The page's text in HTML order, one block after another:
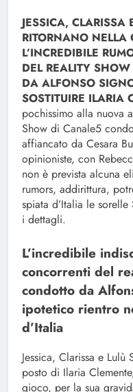
JESSICA, CLARISSA
RITORNANO NELLA
L’INCREDIBILE
DEL REALITY
DA ALFONSO
SOSTITUIRE ILARIA
pochissimo alla nuova
Show di Canale5
affiancato da Cesara
opinioniste, con
non è prevista alcuna
rumors, addirittura,
spiata d’Italia le
i dettagli.
L’incredibile
concorrenti del
condotto da
ipotetico rientro
d’Italia
Jessica, Clarissa e
posto di Ilaria
gioco, per la sua